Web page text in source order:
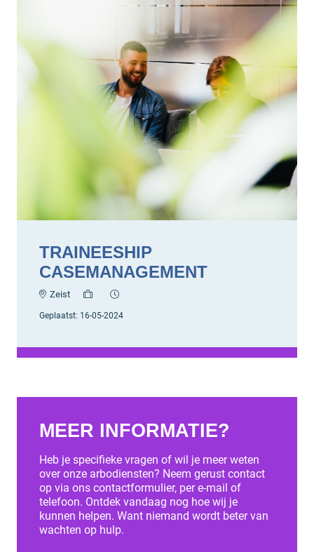
TRAINEESHIP
CASEMANAGEMENT
Zeist
Geplaatst: 16-05-2024
MEER INFORMATIE?
Heb je specifieke vragen of wil je meer weten
over onze arbodiensten? Neem gerust contact
op via ons contactformulier, per e-mail of
telefoon. Ontdek vandaag nog hoe wij je
kunnen helpen. Want niemand wordt beter van
wachten op hulp.